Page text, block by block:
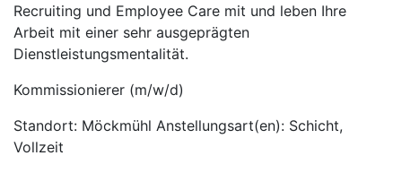
Recruiting und Employee Care mit und leben Ihre
Arbeit mit einer sehr ausgeprägten
Dienstleistungsmentalität.
Kommissionierer (m/w/d)
Standort: Möckmühl Anstellungsart(en): Schicht,
Vollzeit